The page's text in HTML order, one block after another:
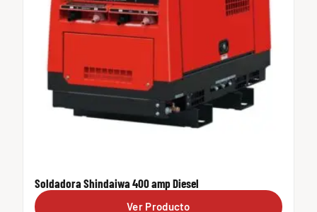
Soldadora Shindaiwa 400 amp Diesel
Ver Producto